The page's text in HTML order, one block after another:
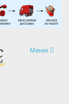
Навигация
Меню
×